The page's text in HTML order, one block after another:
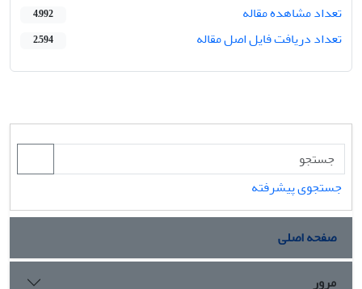
تعداد مشاهده مقاله
4,992
تعداد دریافت فایل اصل مقاله 2,594
جستجوی پیشرفته
صفحه اصلی
مرور